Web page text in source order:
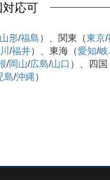
対応可
山形/福島）、関東（東京/
/福井）、東海（愛知/岐
/岡山/広島/山口 ）、四国
島/沖縄）